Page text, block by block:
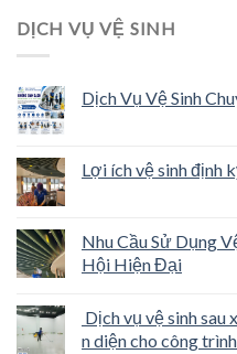
DỊCH VỤ VỆ SINH
Dịch Vụ Vệ Sinh
Lợi ích vệ sinh định
Nhu Cầu Sử Dụng
Hội Hiện Đại
Dịch vụ vệ sinh
n diện cho công